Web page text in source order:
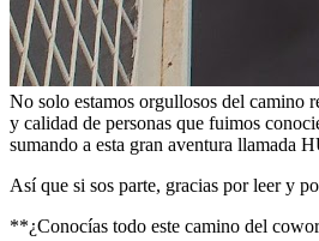
No solo estamos orgullosos del camino
y calidad de personas que fuimos
sumando a esta gran aventura llamada
Así que si sos parte, gracias por leer y
**¿Conocías todo este camino del